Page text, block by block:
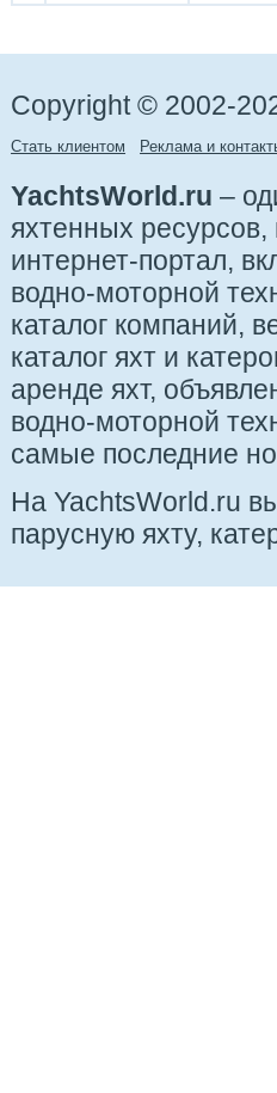
Copyright © 2002-
Стать клиентом Реклама и
YachtsWorld.ru –
яхтенных
интернет-портал,
водно-моторной
каталог компаний,
каталог яхт и
аренде яхт,
водно-моторной
самые последние
На YachtsWorld.ru
парусную яхту,